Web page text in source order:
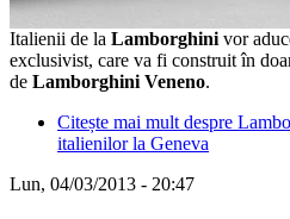
Italienii de la Lamborghini vor
exclusivist, care va fi construit în
de Lamborghini Veneno.
Citește mai mult despre
italienilor la Geneva
Lun, 04/03/2013 - 20:47